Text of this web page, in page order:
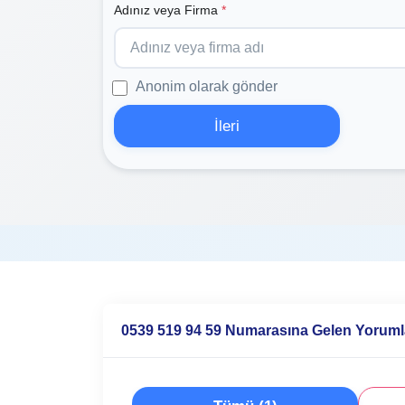
Adınız veya Firma *
Anonim olarak gönder
İleri
0539 519 94 59 Numarasına Gelen